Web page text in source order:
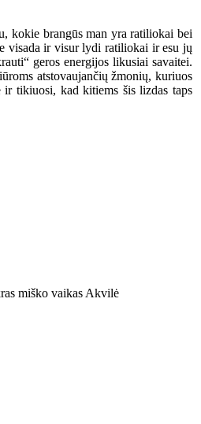
kokie brangūs man yra ratiliokai bei
visada ir visur lydi ratiliokai ir esu jų
geros energijos likusiai savaitei.
atstovaujančių žmonių, kuriuos
tikiuosi, kad kitiems šis lizdas taps